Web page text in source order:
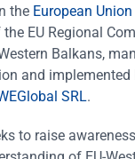
the European Union
EU Regional
Balkans,
and implemented
SRL.
to raise